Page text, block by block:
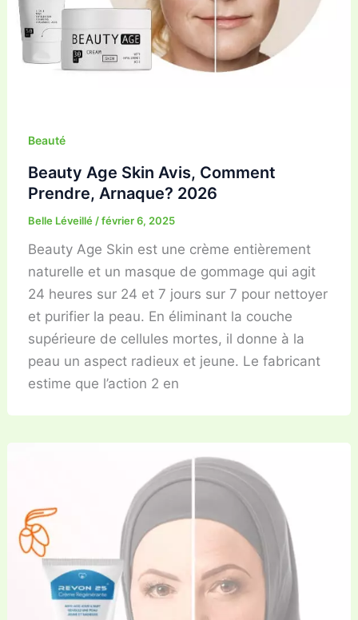
Beauté
Beauty Age Skin Avis, Comment
Prendre, Arnaque? 2026
Belle Léveillé /février 6, 2025
Beauty Age Skin est une crème entièrement
naturelle et un masque de gommage qui agit
24 heures sur 24 et 7 jours sur 7 pour nettoyer
et purifier la peau. En éliminant la couche
supérieure de cellules mortes, il donne à la
peau un aspect radieux et jeune. Le fabricant
estime que l’action 2 en